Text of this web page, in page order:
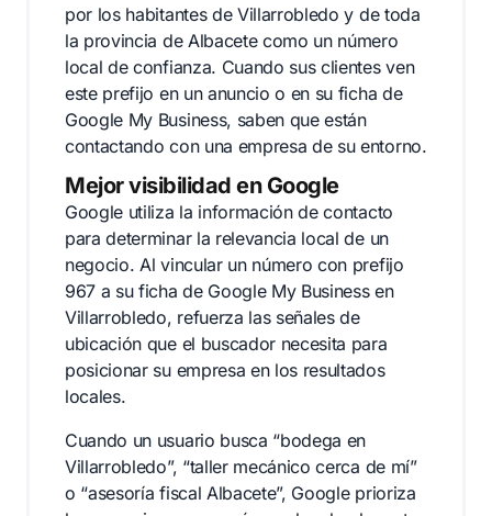
por los habitantes de Villarrobledo y de toda
la provincia de Albacete como un número
local de confianza. Cuando sus clientes ven
este prefijo en un anuncio o en su ficha de
Google My Business, saben que están
contactando con una empresa de su entorno.
Mejor visibilidad en Google
Google utiliza la información de contacto
para determinar la relevancia local de un
negocio. Al vincular un número con prefijo
967 a su ficha de Google My Business en
Villarrobledo, refuerza las señales de
ubicación que el buscador necesita para
posicionar su empresa en los resultados
locales.
Cuando un usuario busca “bodega en
Villarrobledo”, “taller mecánico cerca de mí”
o “asesoría fiscal Albacete”, Google prioriza